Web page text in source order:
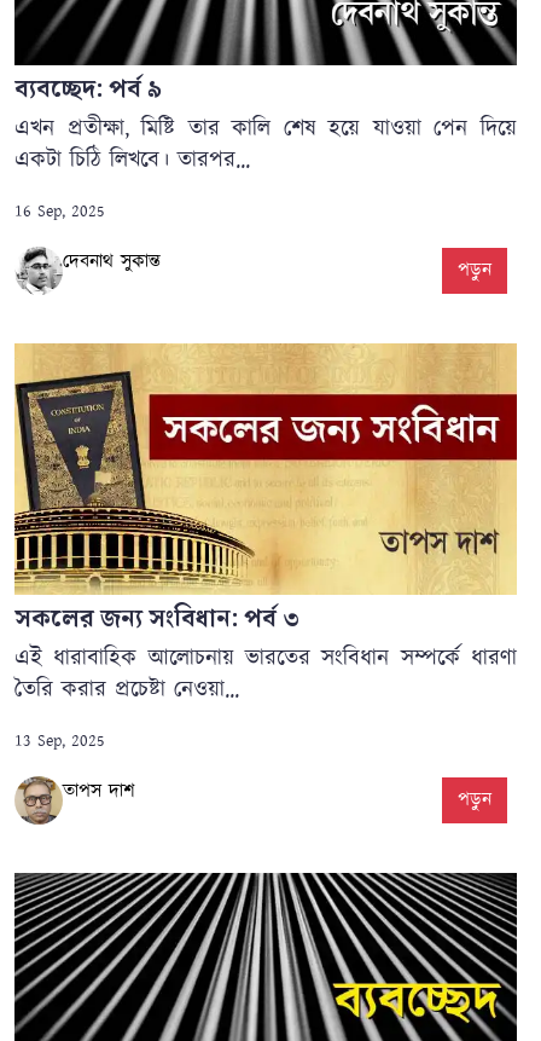
ব্যবচ্ছেদ: পর্ব ৯
এখন প্রতীক্ষা, মিষ্টি তার কালি শেষ হয়ে যাওয়া পেন দিয়ে
একটা চিঠি লিখবে। তারপর...
16 Sep, 2025
দেবনাথ সুকান্ত পড়ুন
সকলের জন্য সংবিধান: পর্ব ৩
এই ধারাবাহিক আলোচনায় ভারতের সংবিধান সম্পর্কে ধারণা
তৈরি করার প্রচেষ্টা নেওয়া...
13 Sep, 2025
তাপস দাশ পড়ুন